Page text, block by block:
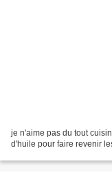
je n'aime pas du tout
d'huile pour faire revenir